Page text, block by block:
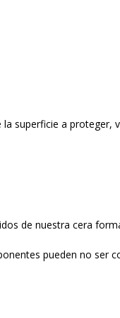
superficie a proteger,
de nuestra cera
pueden no ser